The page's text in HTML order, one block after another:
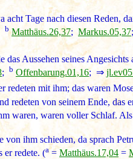
acht Tage nach diesen Reden,
b Matthäus.26,37; Markus.05,37;
das Aussehen seines Angesichts
; b Offenbarung.01,16; ⇒
redeten mit ihm; das waren
redeten von seinem Ende, das
waren, waren voller Schlaf.
von ihm schieden, da sprach
er redete. (a= Matthäus.17,04 =